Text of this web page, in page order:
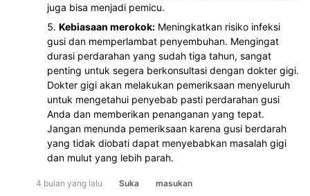
juga bisa menjadi pemicu.
Kebiasaan merokok: Meningkatkan risiko infeksi
gusi dan memperlambat penyembuhan. Mengingat
durasi perdarahan yang sudah tiga tahun, sangat
penting untuk segera berkonsultasi dengan dokter gigi.
Dokter gigi akan melakukan pemeriksaan menyeluruh
untuk mengetahui penyebab pasti perdarahan gusi
Anda dan memberikan penanganan yang tepat.
Jangan menunda pemeriksaan karena gusi berdarah
yang tidak diobati dapat menyebabkan masalah gigi
dan mulut yang lebih parah.
4 bulan yang lalu Suka masukan